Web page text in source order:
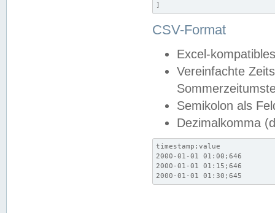
]
CSV-Format
Excel-
Vereinfachte
Semikolon als
Dezimalkomma
timestamp;value
2000-01-01 01:00;646
2000-01-01 01:15;646
2000-01-01 01:30;645